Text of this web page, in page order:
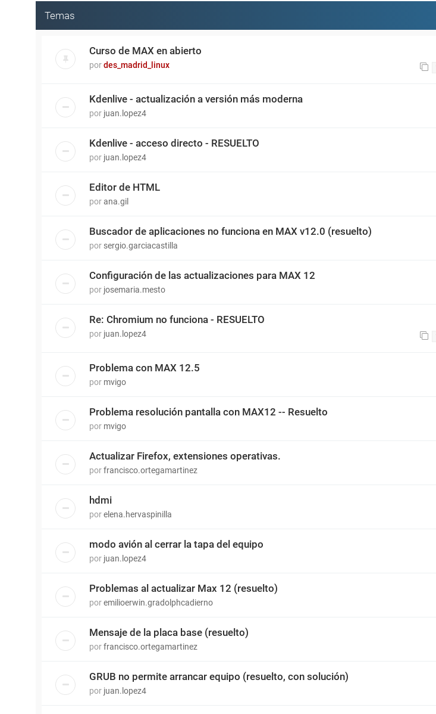
Temas
Curso de MAX en abierto
pordes_madrid_linux
Kdenlive - actualización a versión más moderna
por juan.lopez4
Kdenlive - acceso directo - RESUELTO
por juan.lopez4
Editor de HTML
porana.gil
Buscador de aplicaciones no funciona en MAX v12.0 (resuelto)
por sergio.garciacastilla
Configuración de las actualizaciones para MAX 12
por josemaria.mesto
Re: Chromium no funciona - RESUELTO
por juan.lopez4
Problema con MAX 12.5
por mvigo
Problema resolución pantalla con MAX12 -- Resuelto
por mvigo
Actualizar Firefox, extensiones operativas.
porfrancisco.ortegamartinez
hdmi
porelena.hervaspinilla
modo avión al cerrar la tapa del equipo
por juan.lopez4
Problemas al actualizar Max 12 (resuelto)
poremilioerwin.gradolphcadierno
Mensaje de la placa base (resuelto)
porfrancisco.ortegamartinez
GRUB no permite arrancar equipo (resuelto, con solución)
por juan.lopez4